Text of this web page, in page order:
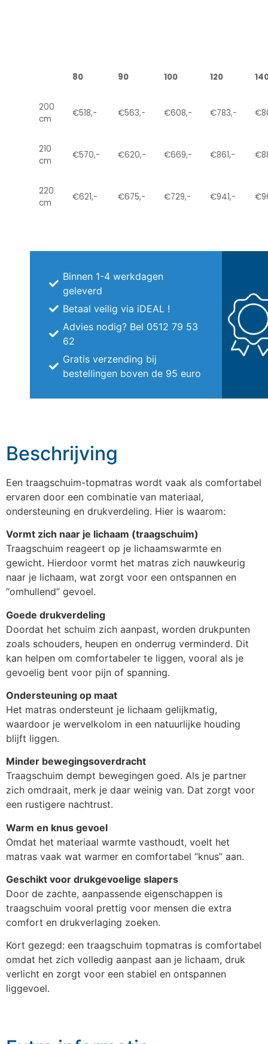
80 90 100 120
200
cm
€518,- €563,- €608,- €783,-
210
cm
€570,- €620,- €669,- €861,-
220
cm
€621,- €675,- €729,- €941,-
Binnen 1-4 werkdagen
geleverd
Betaal veilig via iDEAL !
Advies nodig? Bel 0512 79 53
62
Gratis verzending bij
bestellingen boven de 95 euro
Beschrijving
Een traagschuim-topmatras wordt vaak als comfortabel
ervaren door een combinatie van materiaal,
ondersteuning en drukverdeling. Hier is waarom:
Vormt zich naar je lichaam (traagschuim)
Traagschuim reageert op je lichaamswarmte en
gewicht. Hierdoor vormt het matras zich nauwkeurig
naar je lichaam, wat zorgt voor een ontspannen en
“omhullend” gevoel.
Goede drukverdeling
Doordat het schuim zich aanpast, worden drukpunten
zoals schouders, heupen en onderrug verminderd. Dit
kan helpen om comfortabeler te liggen, vooral als je
gevoelig bent voor pijn of spanning.
Ondersteuning op maat
Het matras ondersteunt je lichaam gelijkmatig,
waardoor je wervelkolom in een natuurlijke houding
blijft liggen.
Minder bewegingsoverdracht
Traagschuim dempt bewegingen goed. Als je partner
zich omdraait, merk je daar weinig van. Dat zorgt voor
een rustigere nachtrust.
Warm en knus gevoel
Omdat het materiaal warmte vasthoudt, voelt het
matras vaak wat warmer en comfortabel “knus” aan.
Geschikt voor drukgevoelige slapers
Door de zachte, aanpassende eigenschappen is
traagschuim vooral prettig voor mensen die extra
comfort en drukverlaging zoeken.
Kort gezegd: een traagschuim topmatras is comfortabel
omdat het zich volledig aanpast aan je lichaam, druk
verlicht en zorgt voor een stabiel en ontspannen
liggevoel.